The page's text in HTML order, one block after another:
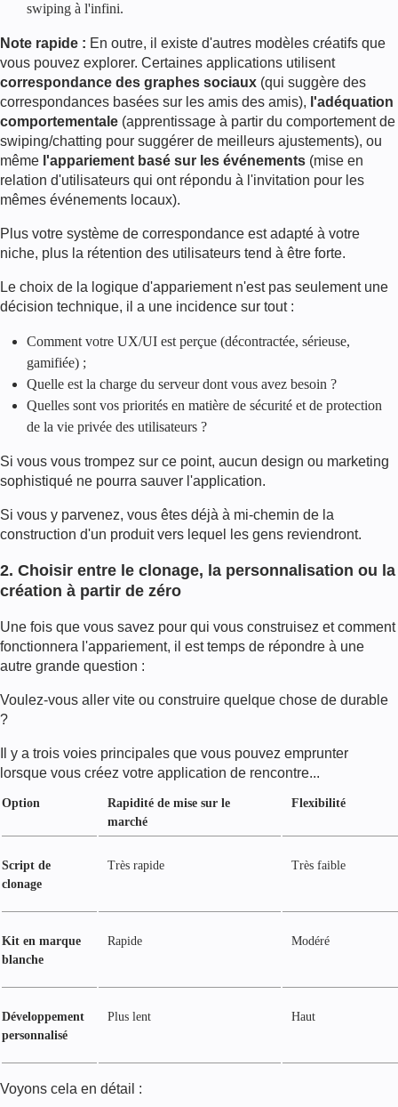
swiping à l'infini.
Note rapide : En outre, il existe d'autres modèles créatifs que
vous pouvez explorer. Certaines applications utilisent
correspondance des graphes sociaux (qui suggère des
correspondances basées sur les amis des amis), l'adéquation
comportementale (apprentissage à partir du comportement de
swiping/chatting pour suggérer de meilleurs ajustements), ou
même l'appariement basé sur les événements (mise en
relation d'utilisateurs qui ont répondu à l'invitation pour les
mêmes événements locaux).
Plus votre système de correspondance est adapté à votre
niche, plus la rétention des utilisateurs tend à être forte.
Le choix de la logique d'appariement n'est pas seulement une
décision technique, il a une incidence sur tout :
Comment votre UX/UI est perçue (décontractée, sérieuse,
gamifiée) ;
Quelle est la charge du serveur dont vous avez besoin ?
Quelles sont vos priorités en matière de sécurité et de protection
de la vie privée des utilisateurs ?
Si vous vous trompez sur ce point, aucun design ou marketing
sophistiqué ne pourra sauver l'application.
Si vous y parvenez, vous êtes déjà à mi-chemin de la
construction d'un produit vers lequel les gens reviendront.
2. Choisir entre le clonage, la personnalisation ou la
création à partir de zéro
Une fois que vous savez pour qui vous construisez et comment
fonctionnera l'appariement, il est temps de répondre à une
autre grande question :
Voulez-vous aller vite ou construire quelque chose de durable
?
Il y a trois voies principales que vous pouvez emprunter
lorsque vous créez votre application de rencontre...
Option
Rapidité de mise sur le
marché
Flexibilité
Script de
clonage
Très rapide Très faible
Kit en marque
blanche
Rapide Modéré
Développement
personnalisé
Plus lent Haut
Voyons cela en détail :